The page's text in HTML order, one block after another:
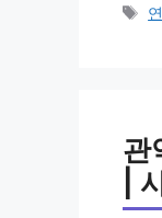
테
태
관
|